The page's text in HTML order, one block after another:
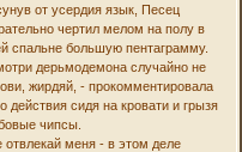
от усердия язык, Песец
чертил мелом на полу в
спальне большую пентаграмму.
дерьмодемона случайно не
жирдяй, - прокомментировала
действия сидя на кровати и грызя
чипсы.
отвлекай меня - в этом деле